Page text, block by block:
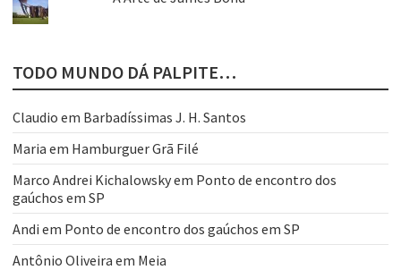
TODO MUNDO DÁ PALPITE…
Claudio em Barbadíssimas J. H. Santos
Maria em Hamburguer Grã Filé
Marco Andrei Kichalowskyem Ponto de encontro dos
gaúchos em SP
Andi em Ponto de encontro dos gaúchos em SP
Antônio Oliveira em Meia